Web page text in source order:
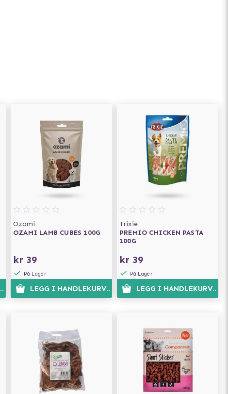
Ozami
OZAMI LAMB CUBES 100G
kr 39
På Lager
LEGG I HANDLEKURVEN
Trixie
PREMIO CHICKEN PASTA
100G
kr 39
På Lager
LEGG I HANDLEKURVEN